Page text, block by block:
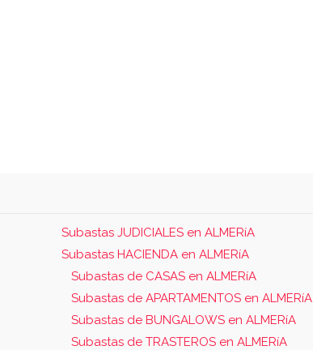
Subastas JUDICIALES en ALMERíA
Subastas HACIENDA en ALMERíA
Subastas de CASAS en ALMERíA
Subastas de APARTAMENTOS en ALMERíA
Subastas de BUNGALOWS en ALMERíA
Subastas de TRASTEROS en ALMERíA